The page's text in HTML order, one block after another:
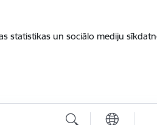
statistikas un sociālo mediju